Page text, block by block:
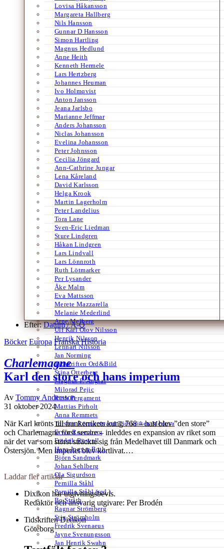
Lovisa Håkansson
Margareta Hallberg
Nils Hansson
Gunnar D Hansson
Simon Hartling
Magnus Hedlund
Anne Heith
Kenneth Hermele
Lars Hertzberg
Johannes Heuman
Ivo Holmqvist
Anton Jansson
Jeana Jarlsbo
Marianne Jeffmar
Anders Johansson
Niclas Johansson
Evelina Johansson
Peter Johnsson
Cecilia Jöngard
Ann-Cathrine Jungar
Lena Kåreland
David Karlsson
Helga Krook
Martin Lagerholm
Peter Landelius
Tora Lane
Sven-Eric Liedman
Sture Lindgren
Håkan Lindgren
Lars Lindvall
Lars Lönnroth
Ruth Lötmarker
Per Lysander
Åke Malm
Eva Mattsson
Merete Mazzarella
Melanie Mederlind
Arne Melberg
Ulf Karl Olov Nilsson
Henrik Nilsson
Lennart Nilsson
Jan Norming
Tidskriften Ord&Bild
Stina Otterberg
Magnus P. Ängsal
Milorad Pejic
Ruth Pergament
Mattias Pirholt
Anna Remmets
Torsten Rönnerstrand Tidskriften Medusa
Ervin Rosenberg
Fredrik Rosvall
Hans-Ingvar Roth
Björn Sandmark
Johan Sehlberg
Ola Sigurdson
Pernilla Ståhl
Pernilla Ståhl (red.)
Bo Stråth
Ragnar Strömberg
Stig Strömholm
Fredrik Svenaeus
Jayne Svenungsson
Jan Henrik Swahn
Efter:Datum /A-Ö
Böcker Europa Franska Historia
Charlemagne
Karl den store och hans imperium
Av Tommy Andersson
31 oktober 2024
När Karl krönts till frankerrikets kung 768 – han blev ”den store”
och Charlemagne först senare – inleddes en expansion av riket som
när det var som störst sträckte sig från Medelhavet till Danmark och
Östersjön. Men imperiet blev kortlivat.…
Laddar fler artiklar
Dixikon har utgivningsbevis.
Redaktör och ansvarig utgivare: Per Brodén
Tidskriften Dixikon
Göteborg